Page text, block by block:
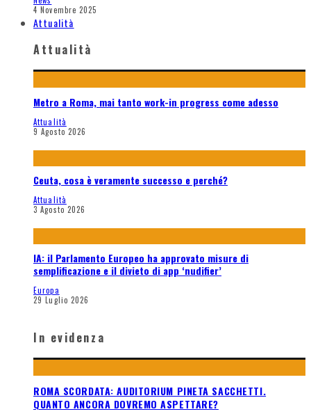
4 Novembre 2025
Attualità
Attualità
Metro a Roma, mai tanto work-in progress come adesso
Attualità
9 Agosto 2026
Ceuta, cosa è veramente successo e perché?
Attualità
3 Agosto 2026
IA: il Parlamento Europeo ha approvato misure di
semplificazione e il divieto di app ‘nudifier’
Europa
29 Luglio 2026
In evidenza
ROMA SCORDATA: AUDITORIUM PINETA SACCHETTI.
QUANTO ANCORA DOVREMO ASPETTARE?